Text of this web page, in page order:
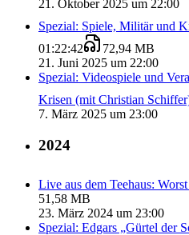
21. Oktober 2025 um 22:00
Spezial: Spiele, Militär und
01:22:42
72,94 MB
21. Juni 2025 um 22:00
Spezial: Videospiele und
Krisen (mit Christian
7. März 2025 um 23:00
2024
Live aus dem Teehaus:
51,58 MB
23. März 2024 um 23:00
Spezial: Edgars „Gürtel der